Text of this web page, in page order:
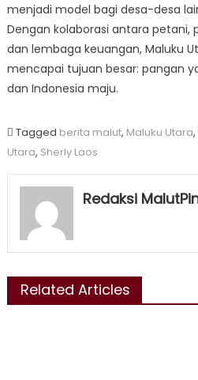
menjadi model bagi desa-desa
Dengan kolaborasi antara petani,
dan lembaga keuangan, Maluku
mencapai tujuan besar: pangan
dan Indonesia maju.
Tagged berita malut, Maluku Utara,
Utara, Sherly Laos
Redaksi
Related Articles